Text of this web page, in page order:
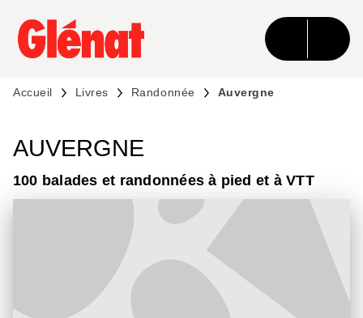
MENU RECHERCHE CONTENU
PIED DE PAGE
Accueil Livres Randonnée Auvergne
AUVERGNE
100 balades et randonnées à pied et à VTT